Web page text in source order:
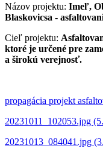
Názov projektu: Imeľ,
Blaskovicsa -
Cieľ projektu:
ktoré je určené pre
a širokú verejnosť.
propagácia projekt
20231011_102053.jpg
20231013_084041.jpg